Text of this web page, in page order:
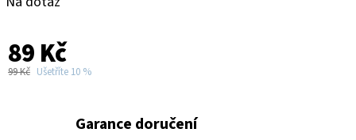
89 Kč
99 Kč Ušetříte 10 %
Garance doručení